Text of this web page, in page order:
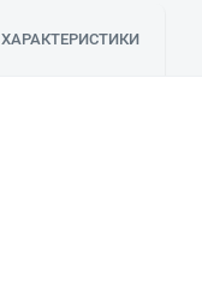
ХАРАКТЕРИСТИКИ